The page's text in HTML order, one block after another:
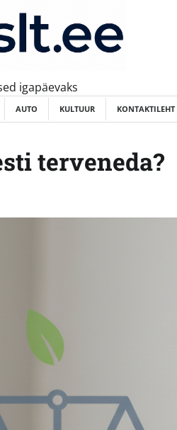
igapäevaks
AUTO KULTUUR KONTAKTILEHT
terveneda?